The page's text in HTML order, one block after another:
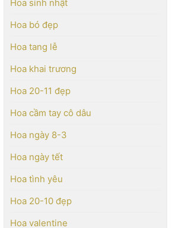
Hoa sinh nhật
Hoa bó đẹp
Hoa tang lễ
Hoa khai trương
Hoa 20-11 đẹp
Hoa cầm tay cô dâu
Hoa ngày 8-3
Hoa ngày tết
Hoa tình yêu
Hoa 20-10 đẹp
Hoa valentine